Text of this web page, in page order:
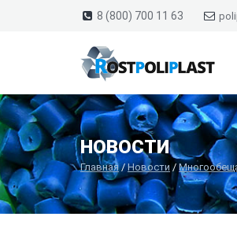
8 (800) 700 11 63
НОВОСТИ
Главная/Новости /